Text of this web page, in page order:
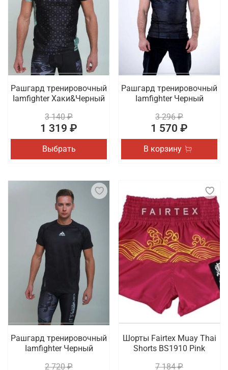
Рашгард тренировочный
Iamfighter Хаки&Черный
3 140 ₽
1 319 ₽
Выбрать
Рашгард тренировочный
Iamfighter Черный
3 296 ₽
1 570 ₽
В корзину
Рашгард тренировочный
Iamfighter Черный
2 720 ₽
Шорты Fairtex Muay Thai
Shorts BS1910 Pink
7 184 ₽